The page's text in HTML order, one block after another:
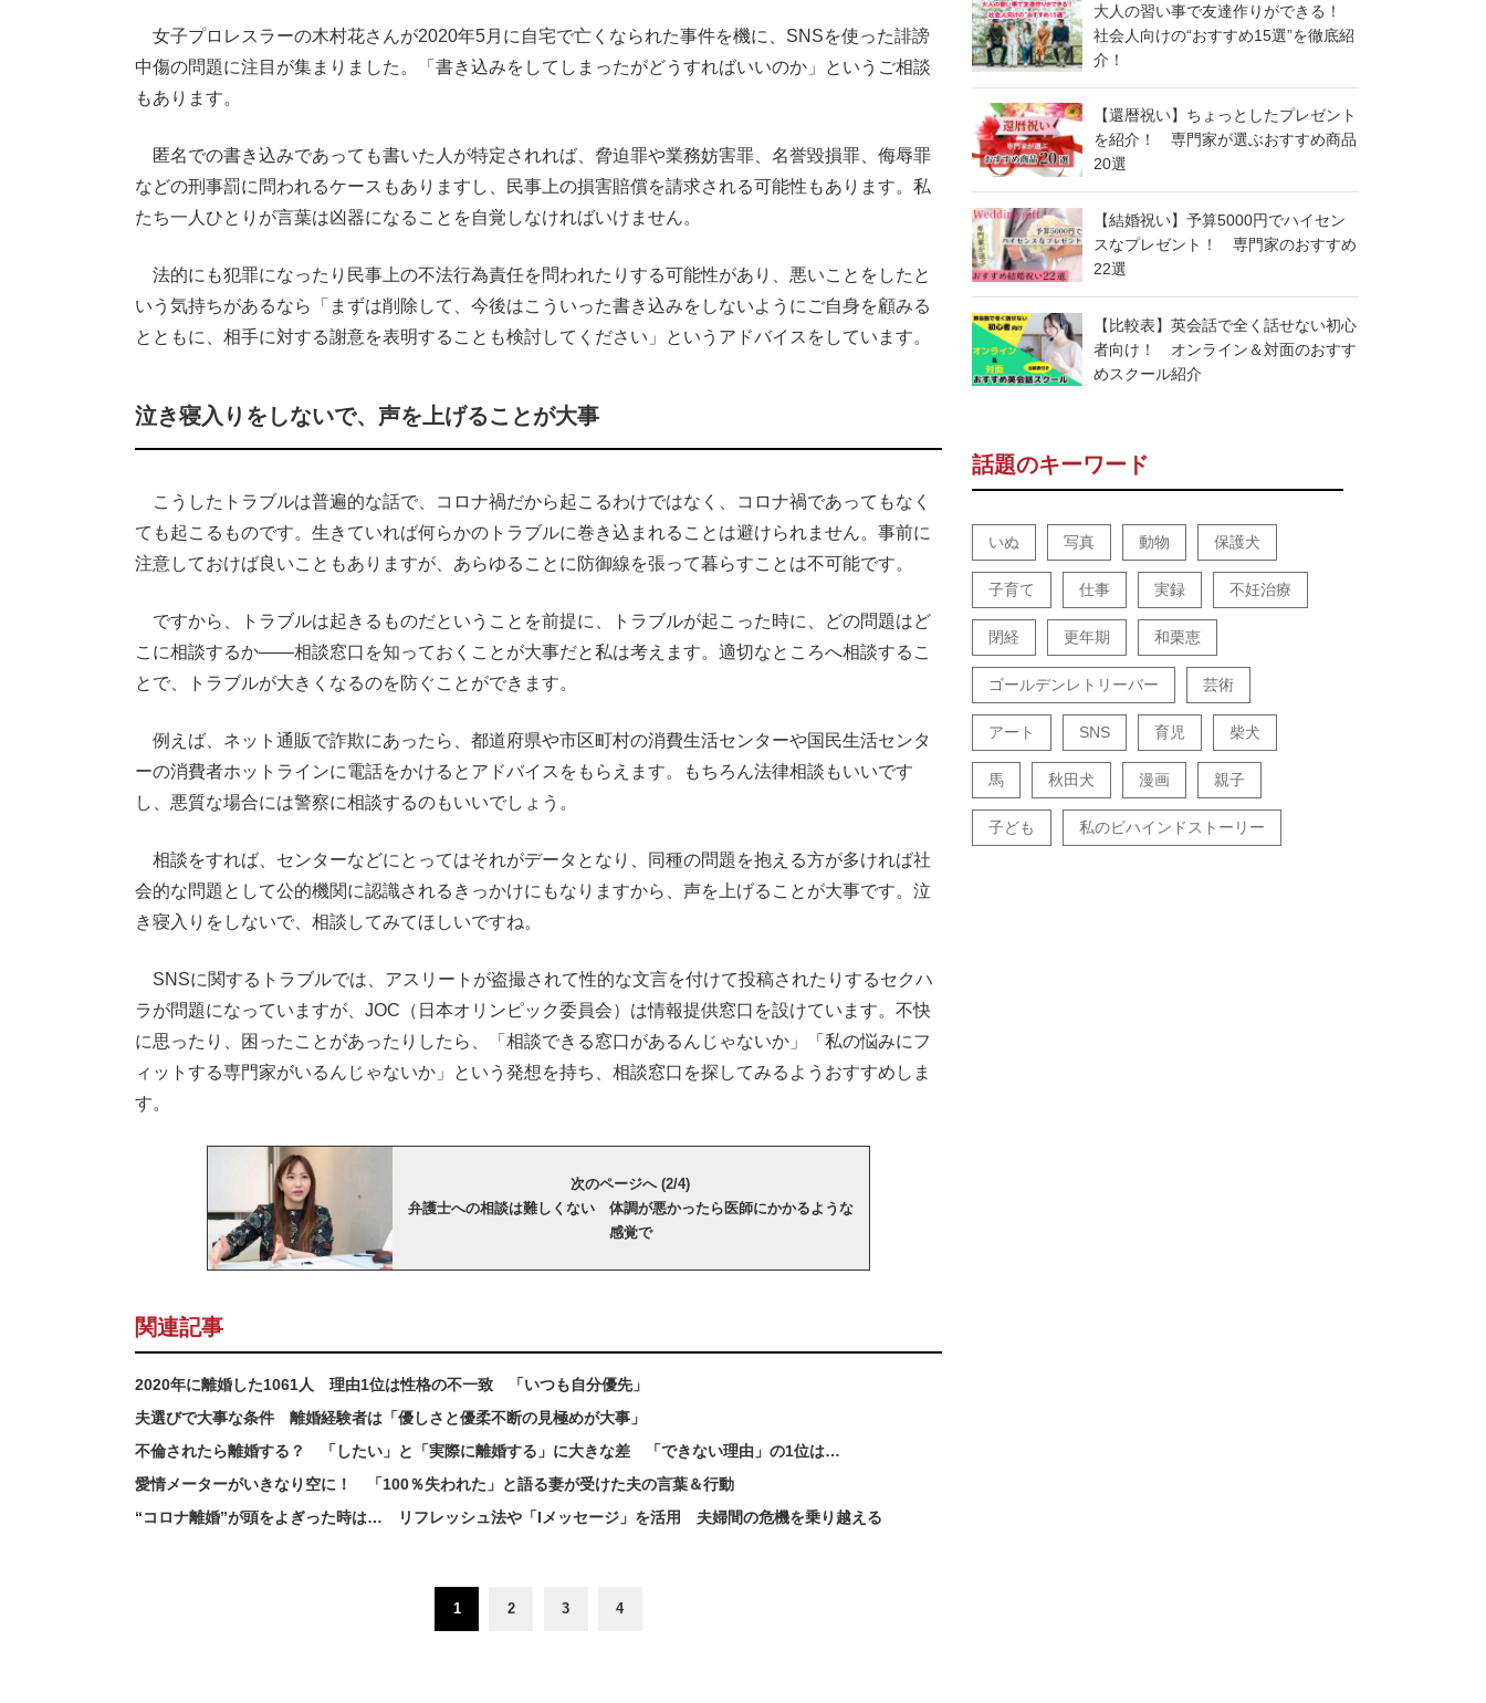
女子プロレスラーの木村花さんが2020年5月に自宅で亡くなられた事件を機に、SNSを使った誹謗
中傷の問題に注目が集まりました。「書き込みをしてしまったがどうすればいいのか」というご相談
もあります。
匿名での書き込みであっても書いた人が特定されれば、脅迫罪や業務妨害罪、名誉毀損罪、侮辱罪
などの刑事罰に問われるケースもありますし、民事上の損害賠償を請求される可能性もあります。私
たち一人ひとりが言葉は凶器になることを自覚しなければいけません。
法的にも犯罪になったり民事上の不法行為責任を問われたりする可能性があり、悪いことをしたと
いう気持ちがあるなら「まずは削除して、今後はこういった書き込みをしないようにご自身を顧みる
とともに、相手に対する謝意を表明することも検討してください」というアドバイスをしています。
泣き寝入りをしないで、声を上げることが大事
こうしたトラブルは普遍的な話で、コロナ禍だから起こるわけではなく、コロナ禍であってもなく
ても起こるものです。生きていれば何らかのトラブルに巻き込まれることは避けられません。事前に
注意しておけば良いこともありますが、あらゆることに防御線を張って暮らすことは不可能です。
ですから、トラブルは起きるものだということを前提に、トラブルが起こった時に、どの問題はど
こに相談するか――相談窓口を知っておくことが大事だと私は考えます。適切なところへ相談するこ
とで、トラブルが大きくなるのを防ぐことができます。
例えば、ネット通販で詐欺にあったら、都道府県や市区町村の消費生活センターや国民生活センタ
ーの消費者ホットラインに電話をかけるとアドバイスをもらえます。もちろん法律相談もいいです
し、悪質な場合には警察に相談するのもいいでしょう。
相談をすれば、センターなどにとってはそれがデータとなり、同種の問題を抱える方が多ければ社
会的な問題として公的機関に認識されるきっかけにもなりますから、声を上げることが大事です。泣
き寝入りをしないで、相談してみてほしいですね。
SNSに関するトラブルでは、アスリートが盗撮されて性的な文言を付けて投稿されたりするセクハ
ラが問題になっていますが、JOC（日本オリンピック委員会）は情報提供窓口を設けています。不快
に思ったり、困ったことがあったりしたら、「相談できる窓口があるんじゃないか」「私の悩みにフ
ィットする専門家がいるんじゃないか」という発想を持ち、相談窓口を探してみるようおすすめしま
す。
次のページへ (2/4)
弁護士への相談は難しくない 体調が悪かったら医師にかかるような
感覚で
関連記事
2020年に離婚した1061人 理由1位は性格の不一致 「いつも自分優先」
夫選びで大事な条件 離婚経験者は「優しさと優柔不断の見極めが大事」
不倫されたら離婚する？ 「したい」と「実際に離婚する」に大きな差 「できない理由」の1位は…
愛情メーターがいきなり空に！ 「100％失われた」と語る妻が受けた夫の言葉＆行動
“コロナ離婚”が頭をよぎった時は… リフレッシュ法や「Iメッセージ」を活用 夫婦間の危機を乗り越える
1 2 3 4
大人の習い事で友達作りができる！
社会人向けの“おすすめ15選”を徹底紹
介！
【還暦祝い】ちょっとしたプレゼント
を紹介！ 専門家が選ぶおすすめ商品
20選
【結婚祝い】予算5000円でハイセン
スなプレゼント！ 専門家のおすすめ
22選
【比較表】英会話で全く話せない初心
者向け！ オンライン＆対面のおすす
めスクール紹介
話題のキーワード
いぬ 写真 動物 保護犬
子育て 仕事 実録 不妊治療
閉経 更年期 和栗恵
ゴールデンレトリーバー 芸術
アート SNS 育児 柴犬
馬 秋田犬 漫画 親子
子ども 私のビハインドストーリー